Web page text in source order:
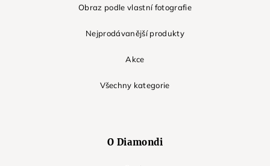
Obraz podle vlastní fotografie
Nejprodávanější produkty
Akce
Všechny kategorie
O Diamondi